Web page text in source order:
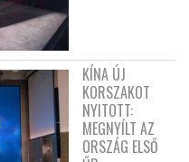
KÍNA ÚJ
KORSZAKOT
NYITOTT:
MEGNYÍLT AZ
ORSZÁG ELSŐ